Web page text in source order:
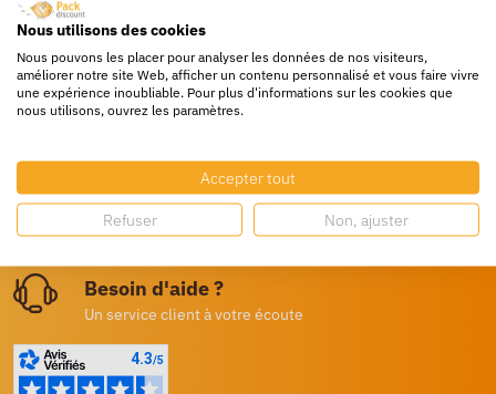
Livraison rapide
24/72h partout en europe
Dès 250€ HT d’achat
Destockage
Profitez de prix bas toute l’année
Besoin d'aide ?
Un service client à votre écoute
Nous utilisons des cookies
Nous pouvons les placer pour analyser les données de nos visiteurs,
améliorer notre site Web, afficher un contenu personnalisé et vous faire vivre
une expérience inoubliable. Pour plus d'informations sur les cookies que
nous utilisons, ouvrez les paramètres.
Accepter tout
Refuser Non, ajuster